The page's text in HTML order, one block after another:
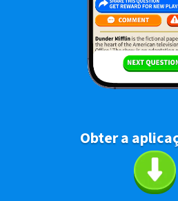
Obter a